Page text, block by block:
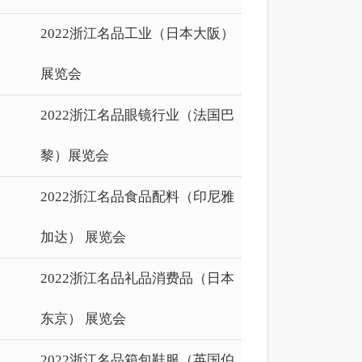
2022浙江名品工业（日本大阪）
展览会
2022浙江名品眼镜行业（法国巴
黎）展览会
2022浙江名品食品配料（印尼雅
加达） 展览会
2022浙江名品礼品消费品（日本
东京） 展览会